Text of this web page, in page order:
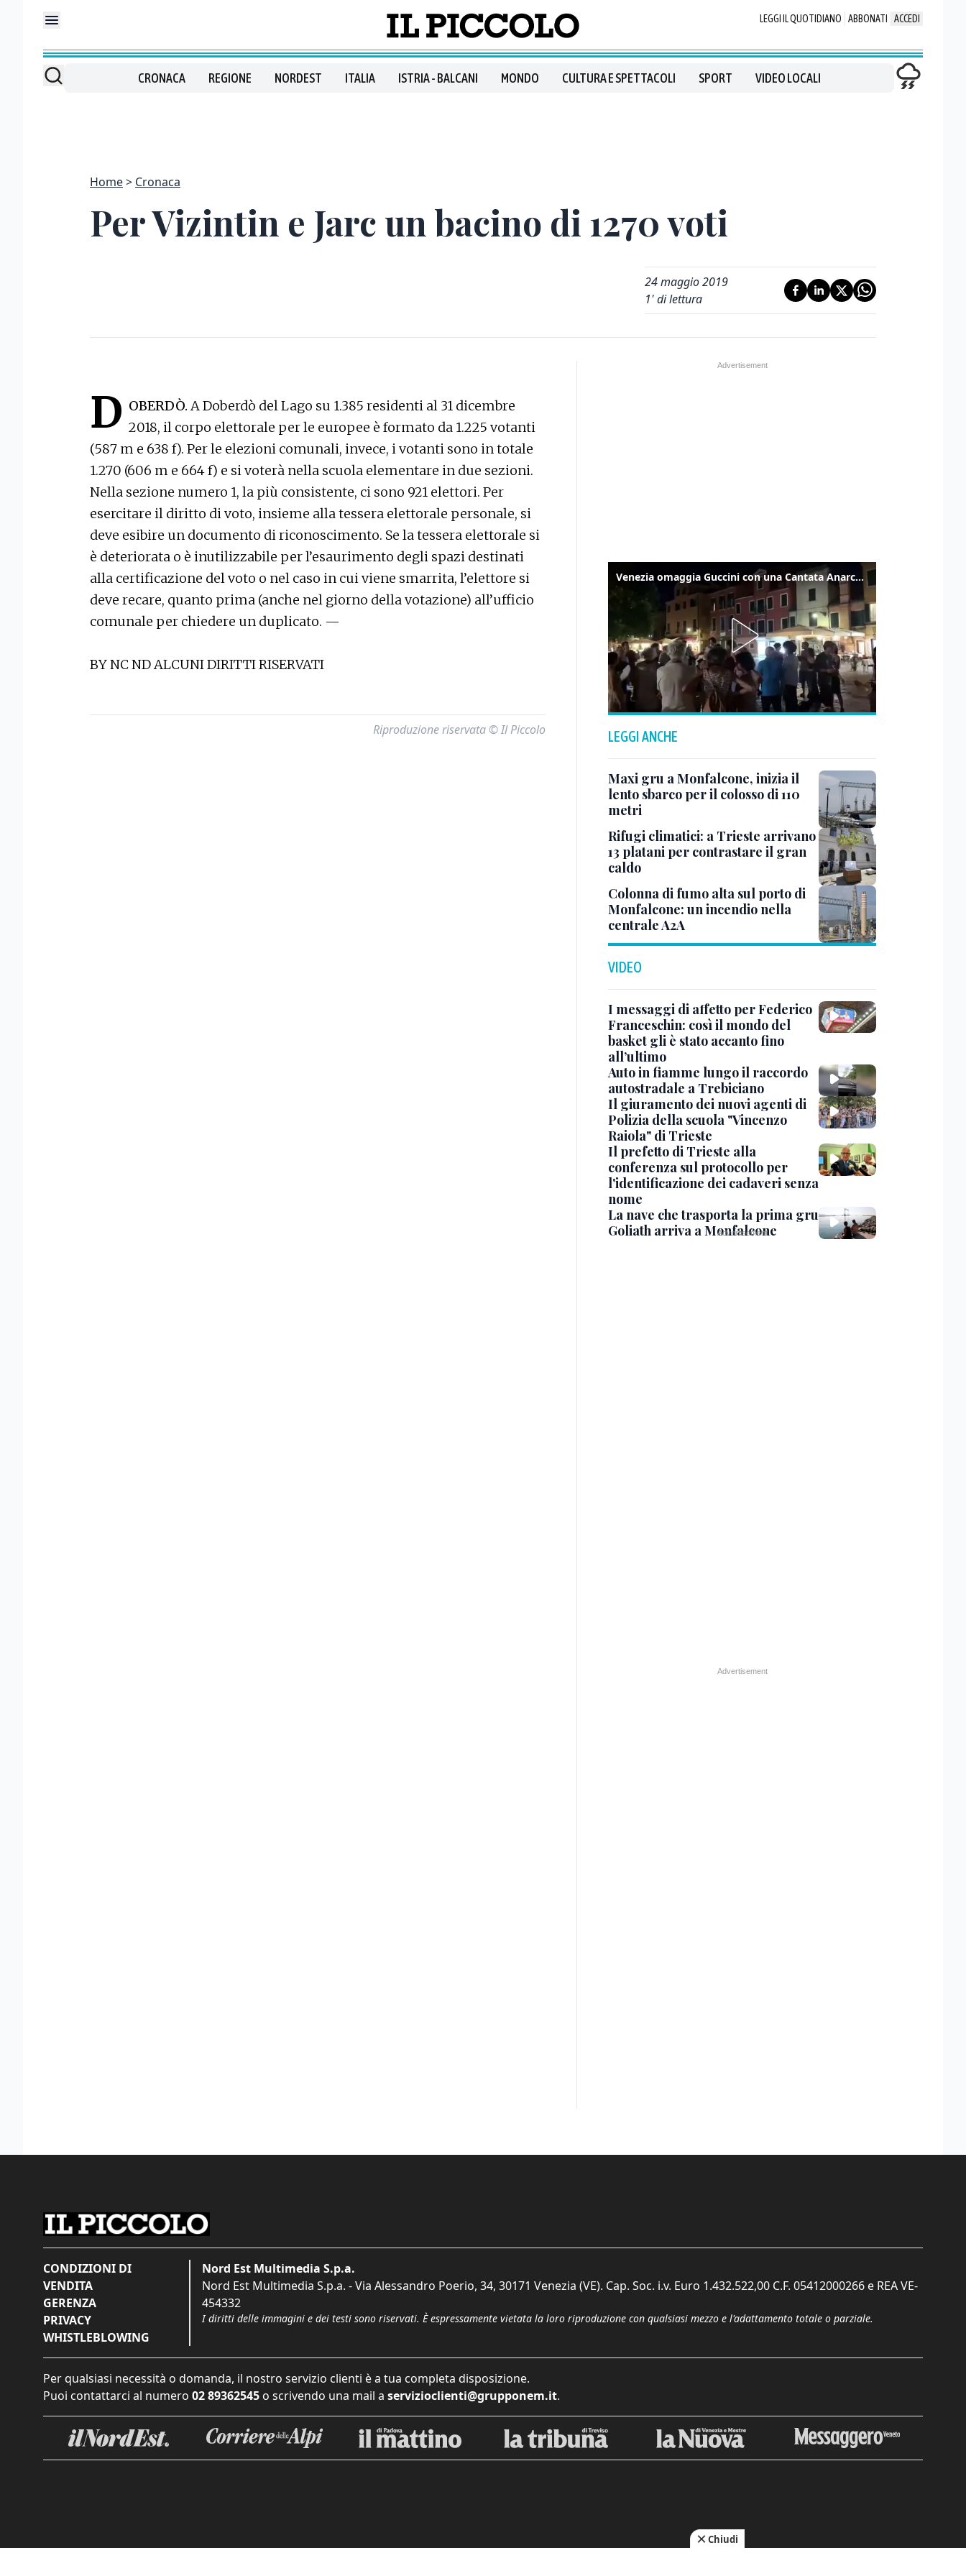
LEGGI IL QUOTIDIANO ABBONATI ACCEDI
CRONACA REGIONE NORDEST ITALIA ISTRIA - BALCANI MONDO CULTURA E SPETTACOLI SPORT VIDEO LOCALI
Home Cronaca
Per Vizintin e Jarc un bacino di 1270 voti
24 maggio 2019
1' di lettura
D OBERDÒ. A Doberdò del Lago su 1.385 residenti al 31 dicembre
2018, il corpo elettorale per le europee è formato da 1.225 votanti
(587 m e 638 f). Per le elezioni comunali, invece, i votanti sono in totale
1.270 (606 m e 664 f) e si voterà nella scuola elementare in due sezioni.
Nella sezione numero 1, la più consistente, ci sono 921 elettori. Per
esercitare il diritto di voto, insieme alla tessera elettorale personale, si
deve esibire un documento di riconoscimento. Se la tessera elettorale si
è deteriorata o è inutilizzabile per l’esaurimento degli spazi destinati
alla certificazione del voto o nel caso in cui viene smarrita, l’elettore si
deve recare, quanto prima (anche nel giorno della votazione) all’ufficio
comunale per chiedere un duplicato. —
BY NC ND ALCUNI DIRITTI RISERVATI
Riproduzione riservata © Il Piccolo
Venezia omaggia Guccini con una Cantata Anarchica in campo Santa Margherita
LEGGI ANCHE
Maxi gru a Monfalcone, inizia il
lento sbarco per il colosso di 110
metri
Rifugi climatici: a Trieste arrivano
13 platani per contrastare il gran
caldo
Colonna di fumo alta sul porto di
Monfalcone: un incendio nella
centrale A2A
VIDEO
I messaggi di affetto per Federico
Franceschin: così il mondo del
basket gli è stato accanto fino
all’ultimo
Auto in fiamme lungo il raccordo
autostradale a Trebiciano
Il giuramento dei nuovi agenti di
Polizia della scuola "Vincenzo
Raiola" di Trieste
Il prefetto di Trieste alla
conferenza sul protocollo per
l'identificazione dei cadaveri senza
nome
La nave che trasporta la prima gru
Goliath arriva a Monfalcone
CONDIZIONI DI
VENDITA
GERENZA
PRIVACY
WHISTLEBLOWING
Nord Est Multimedia S.p.a.
Nord Est Multimedia S.p.a. - Via Alessandro Poerio, 34, 30171 Venezia (VE). Cap. Soc. i.v. Euro 1.432.522,00 C.F. 05412000266 e REA VE-
454332
I diritti delle immagini e dei testi sono riservati. È espressamente vietata la loro riproduzione con qualsiasi mezzo e l'adattamento totale o parziale.
Per qualsiasi necessità o domanda, il nostro servizio clienti è a tua completa disposizione.
Puoi contattarci al numero 02 89362545 o scrivendo una mail a servizioclienti@grupponem.it.
Chiudi